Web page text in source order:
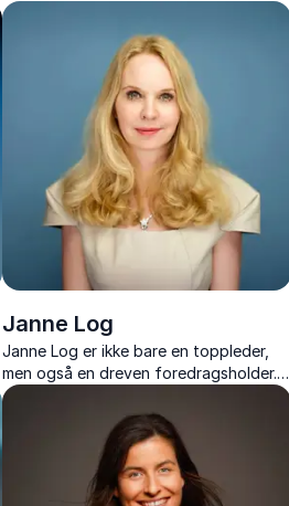
kriseledelse, politikk og internasjonalt
Janne Log
Janne Log er ikke bare en toppleder,
men også en dreven foredragsholder.
Hun gir engasjerende innsikt i
digitalisering og hvordan det former
våre arbeidsplasser